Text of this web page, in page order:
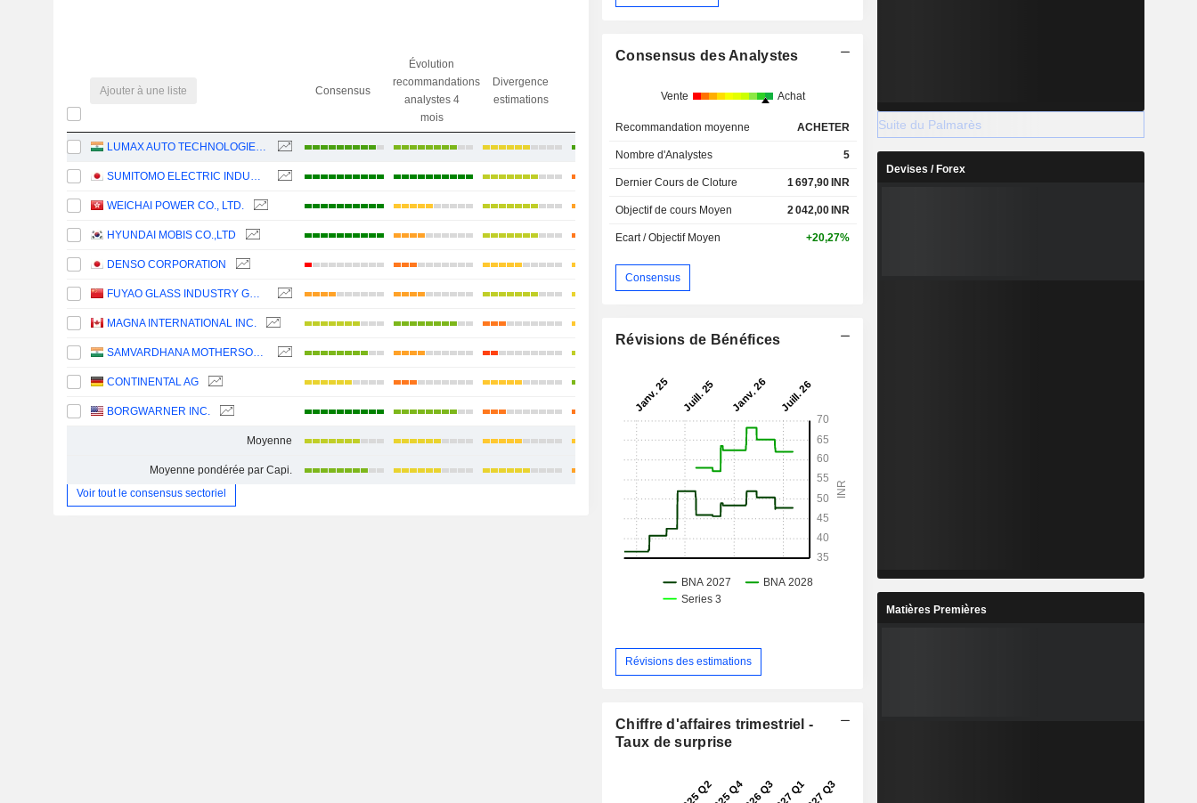
Ajouter à une liste Consensus
Évolution
recommandations
analystes 4
mois
Divergence
estimations
/ dr
LUMAX AUTO TECHNOLOGIES LIMITED
SUMITOMO ELECTRIC INDUSTRIES, LTD. +68,7%
WEICHAI POWER CO., LTD. +35,22%
HYUNDAI MOBIS CO.,LTD +43,41%
DENSO CORPORATION +12,08%
FUYAO GLASS INDUSTRY GROUP CO., LTD. +29,11%
MAGNA INTERNATIONAL INC.
SAMVARDHANA MOTHERSON INTERNATIONAL LIMITED
CONTINENTAL AG
BORGWARNER INC. +21,93%
Moyenne +25,21%
Moyenne pondérée par Capi.
+31,40%
Voir tout le consensus sectoriel
Consensus des Analystes
Vente Achat
Recommandation moyenne ACHETER
Nombre d'Analystes 5
Dernier Cours de Cloture 1 697,90 INR
Objectif de cours Moyen 2 042,00 INR
Ecart / Objectif Moyen +20,27%
Consensus
Révisions de Bénéfices
Révisions des estimations
Chiffre d'affaires trimestriel -
Taux de surprise
Suite du Palmarès
Devises / Forex
Matières Premières